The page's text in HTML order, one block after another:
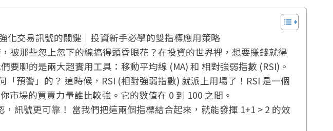
化交易訊號的關鍵｜投資新手必學的雙指標應用策略
被那些忽上忽下的線搞得頭昏眼花？在投資的世界裡，想要賺錢就得
要聊的是兩大超實用工具：移動平均線 (MA) 和 相對強弱指數 (RSI)。
「預警」的？ 這時候，RSI (相對強弱指數) 就派上用場了！RSI 是一個
市場的買賣力量誰比較強。它的數值在 0 到 100 之間。
，訊號更可靠！ 當我們把這兩個指標結合起來，就能發揮 1+1 > 2 的效